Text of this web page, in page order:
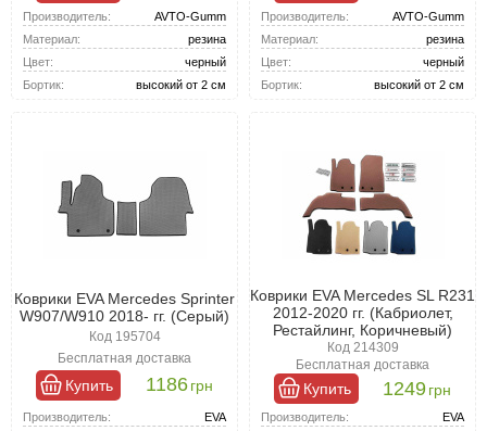
Производитель:
AVTO-Gumm
Материал:
резина
Цвет:
черный
Бортик:
высокий от 2 см
Производитель:
AVTO-Gumm
Материал:
резина
Цвет:
черный
Бортик:
высокий от 2 см
Коврики EVA Mercedes Sprinter
W907/W910 2018- гг. (Серый)
Код 195704
Бесплатная доставка
Купить 1186 грн
Производитель:
EVA
Коврики EVA Mercedes SL R231
2012-2020 гг. (Кабриолет,
Рестайлинг, Коричневый)
Код 214309
Бесплатная доставка
Купить 1249грн
Производитель:
EVA